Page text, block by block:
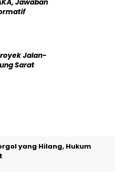
Jawaban
Jalan-
Sarat
yang Hilang, Hukum